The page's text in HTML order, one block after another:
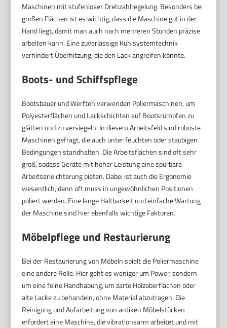
Maschinen mit stufenloser Drehzahlregelung. Besonders bei
großen Flächen ist es wichtig, dass die Maschine gut in der
Hand liegt, damit man auch nach mehreren Stunden präzise
arbeiten kann. Eine zuverlässige Kühlsystemtechnik
verhindert Überhitzung, die den Lack angreifen könnte.
Boots- und Schiffspflege
Bootsbauer und Werften verwenden Poliermaschinen, um
Polyesterflächen und Lackschichten auf Bootsrümpfen zu
glätten und zu versiegeln. In diesem Arbeitsfeld sind robuste
Maschinen gefragt, die auch unter feuchten oder staubigen
Bedingungen standhalten. Die Arbeitsflächen sind oft sehr
groß, sodass Geräte mit hoher Leistung eine spürbare
Arbeitserleichterung bieten. Dabei ist auch die Ergonomie
wesentlich, denn oft muss in ungewöhnlichen Positionen
poliert werden. Eine lange Haltbarkeit und einfache Wartung
der Maschine sind hier ebenfalls wichtige Faktoren.
Möbelpflege und Restaurierung
Bei der Restaurierung von Möbeln spielt die Poliermaschine
eine andere Rolle. Hier geht es weniger um Power, sondern
um eine feine Handhabung, um zarte Holzoberflächen oder
alte Lacke zu behandeln, ohne Material abzutragen. Die
Reinigung und Aufarbeitung von antiken Möbelstücken
erfordert eine Maschine, die vibrationsarm arbeitet und mit